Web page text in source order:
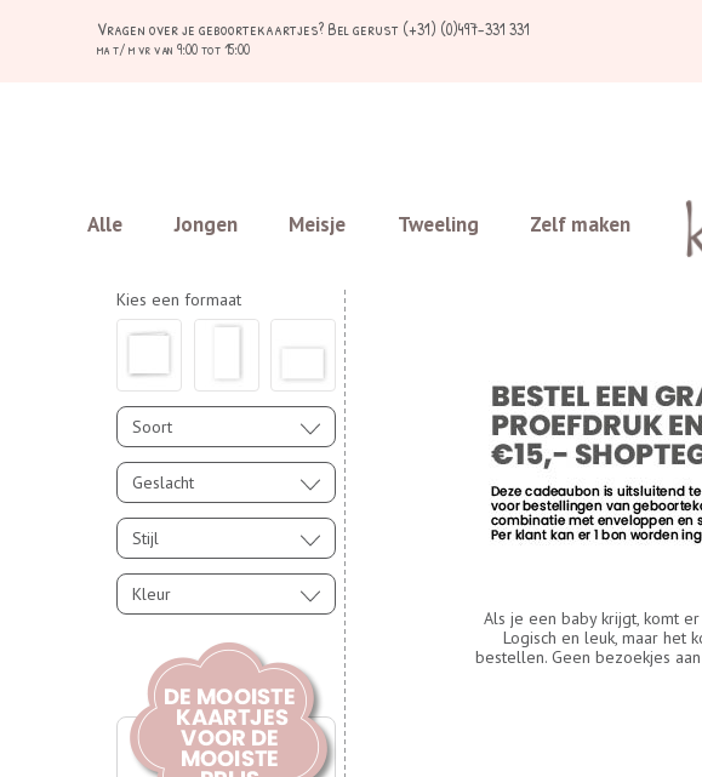
Vragen over je geboortekaartjes? Bel gerust (+31) (0)497-331 331
ma t/ m vr van 9:00 tot 15:00
Alle Jongen Meisje Tweeling Zelf maken
Kies een formaat
Soort
Geslacht
Stijl
Kleur
Als je een baby krijgt, komt
Logisch en leuk, maar het
bestellen. Geen bezoekjes